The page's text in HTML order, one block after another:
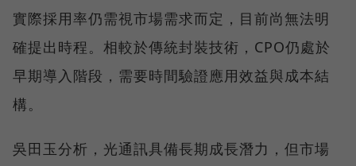
實際採用率仍需視市場需求而定，目前尚無法明
確提出時程。相較於傳統封裝技術，CPO仍處於
早期導入階段，需要時間驗證應用效益與成本結
構。
吳田玉分析，光通訊具備長期成長潛力，但市場